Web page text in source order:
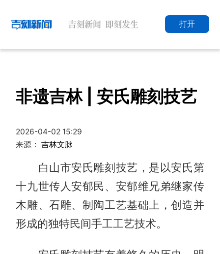
打开
非遗吉林 | 安氏雕刻技艺
2026-04-02 15:29
来源：吉林文脉
白山市安氏雕刻技艺，是以安氏第
十九世传人安郁民、安郁维兄弟继家传
木雕、石雕、制陶工艺基础上，创造并
形成的独特民间手工工艺技术。